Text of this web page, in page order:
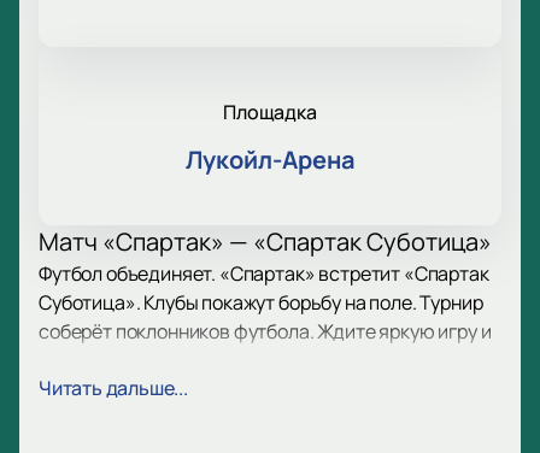
Площадка
Лукойл-Арена
Матч «Спартак» — «Спартак Суботица»
Футбол объединяет. «Спартак» встретит «Спартак
Суботица». Клубы покажут борьбу на поле. Турнир
соберёт поклонников футбола. Ждите яркую игру и
Дата и место встречи
Читать дальше...